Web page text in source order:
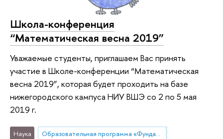
Школа-конференция
“Математическая весна 2019”
Уважаемые студенты, приглашаем Вас принять
участие в Школе-конференции “Математическая
весна 2019”, которая будет проходить на базе
нижегородского кампуса НИУ ВШЭ со 2 по 5 мая
2019 г.
Наука Образовательная программа «Фундаментальная и прикладная математика»